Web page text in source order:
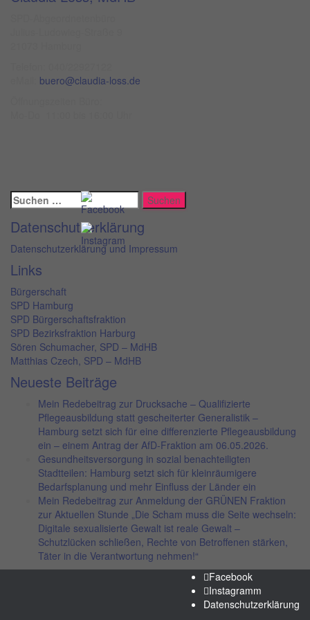
buero@claudia-loss.de
Suchen
nach:
Datenschutzerklärung
Datenschutzerklärung und Impressum
Links
Bürgerschaft
SPD Hamburg
SPD Bürgerschaftsfraktion
SPD Bezirksfraktion Harburg
Sören Schumacher, SPD – MdHB
Matthias Czech, SPD – MdHB
Neueste Beiträge
Mein Redebeitrag zur Drucksache – Qualifizierte
Pflegeausbildung statt gescheiterter Generalistik –
Hamburg setzt sich für eine differenzierte Pflegeausbildung
ein – einem Antrag der AfD-Fraktion am 06.05.2026.
Gesundheitsversorgung in sozial benachteiligten
Stadtteilen: Hamburg setzt sich für kleinräumigere
Bedarfsplanung und mehr Einfluss der Länder ein
Mein Redebeitrag zur Anmeldung der GRÜNEN Fraktion
zur Aktuellen Stunde „Die Scham muss die Seite wechseln:
Digitale sexualisierte Gewalt ist reale Gewalt –
Schutzlücken schließen, Rechte von Betroffenen stärken,
Täter in die Verantwortung nehmen!“
Facebook
Instagramm
Datenschutzerklärung